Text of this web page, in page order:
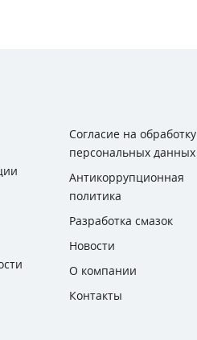
Согласие на обработку
персональных данных
Антикоррупционная
политика
Разработка смазок
Новости
О компании
Контакты